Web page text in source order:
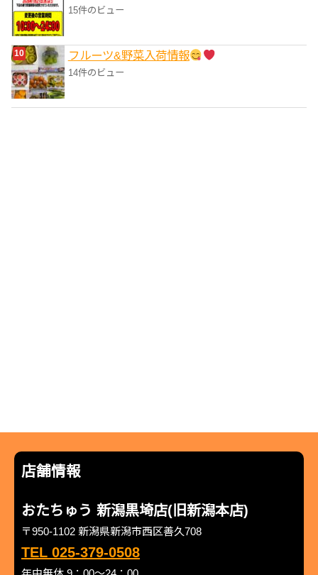
15件のビュー
フルーツ&野菜入荷情報
14件のビュー
店舗情報
おたちゅう 新潟黒埼店(旧新潟本店)
〒950-1102 新潟県新潟市西区善久708
TEL 025-379-0508